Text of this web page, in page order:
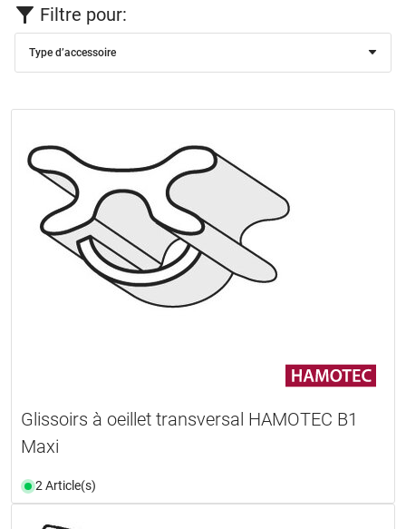
Filtre pour:
Type d’accessoire
Glissoirs à oeillet transversal HAMOTEC B1
Maxi
2 Article(s)